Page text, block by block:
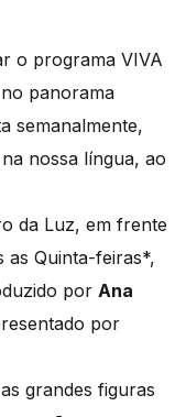
o programa VIVA
panorama
semanalmente,
nossa língua, ao
da Luz, em frente
as Quinta-feiras*,
por Ana
por
grandes figuras